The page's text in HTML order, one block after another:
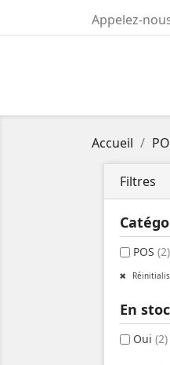
Appelez-
Accueil
Filtres
POS (2)
En
Oui (2)